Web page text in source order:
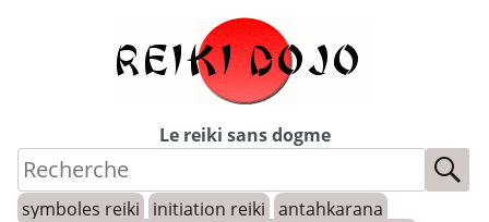
Le reiki sans dogme
symboles reiki initiation reiki antahkarana